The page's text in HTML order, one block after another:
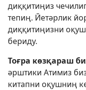
диққитиңиз
тепиң. Йетәрлик
диққитиңизни
бериду.
Тоғра көзқараш
әрштики Атимиз
китапни оқушниң